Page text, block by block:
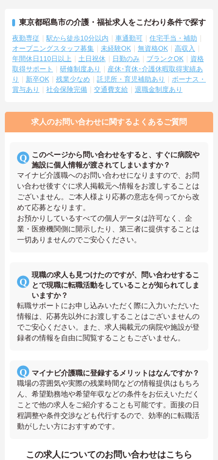
東京都昭島市の介護・福祉求人をこだわり条件で探す
夜勤専従 駅から徒歩10分以内 車通勤可
住宅手当・補助
オープニングスタッフ募集
未経験OK 無資格OK
高収入
年間休日110日以上
土日祝休 日勤のみ ブランクOK
資格
取得サポート
研修制度あり
産休･育休･介護休暇取得実績あ
り
新卒OK 残業少なめ 託児所・育児補助あり
ボーナス・
賞与あり
社会保険完備 交通費支給 退職金制度あり
求人のお問い合わせに関するよくあるご質問
このページから問い合わせをすると、すぐに病院や
施設に個人情報が渡されてしまいますか？
マイナビ介護職へのお問い合わせになりますので、お問
い合わせ後すぐに求人掲載元へ情報をお渡しすることは
ございません。ご本人様より応募の意志を伺ってから改
めて応募となります。
お預かりしているすべての個人データは許可なく、企
業・医療機関側に開示したり、第三者に提供することは
一切ありませんのでご安心ください。
現職の求人も見つけたのですが、問い合わせするこ
とで現職に転職活動をしていることが知られてしま
いますか？
転職サポートにお申し込みいただく際に入力いただいた
情報は、応募先以外にお渡しすることはございませんの
でご安心ください。また、求人掲載元の病院や施設が登
録者の情報を自由に閲覧することもございません。
マイナビ介護職に登録するメリットはなんですか？
職場の雰囲気や実際の残業時間などの情報提供はもちろ
ん、希望勤務地や希望年収などの条件をお伝えいただく
ことで他の求人をご紹介することも可能です。面接の日
程調整や条件交渉なども代行するので、効率的に転職活
動がしたい方におすすめです。
この求人についてのお問い合わせはこちら